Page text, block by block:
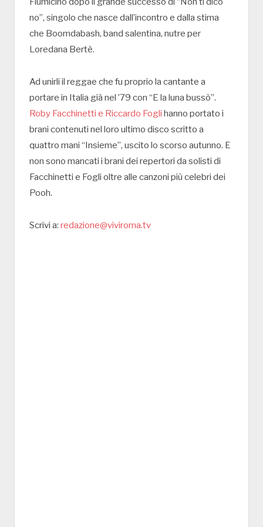
no”, singolo che nasce dall’incontro e dalla stima
che Boomdabash, band salentina, nutre per
Loredana Bertè.
Ad unirli il reggae che fu proprio la cantante a
portare in Italia già nel ’79 con “E la luna bussò”.
Roby Facchinetti e Riccardo Fogli hanno portato i
brani contenuti nel loro ultimo disco scritto a
quattro mani “Insieme”, uscito lo scorso autunno. E
non sono mancati i brani dei repertori da solisti di
Facchinetti e Fogli oltre alle canzoni più celebri dei
Pooh.
Scrivi a: redazione@viviroma.tv